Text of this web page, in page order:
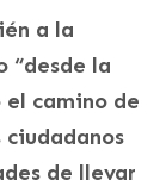
a la
“desde la
camino de
ciudadanos
de llevar